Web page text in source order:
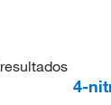
resultados
4-